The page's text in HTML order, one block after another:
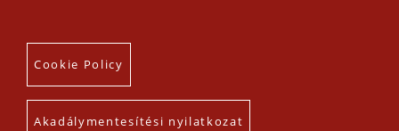
Cookie Policy
Akadálymentesítési nyilatkozat